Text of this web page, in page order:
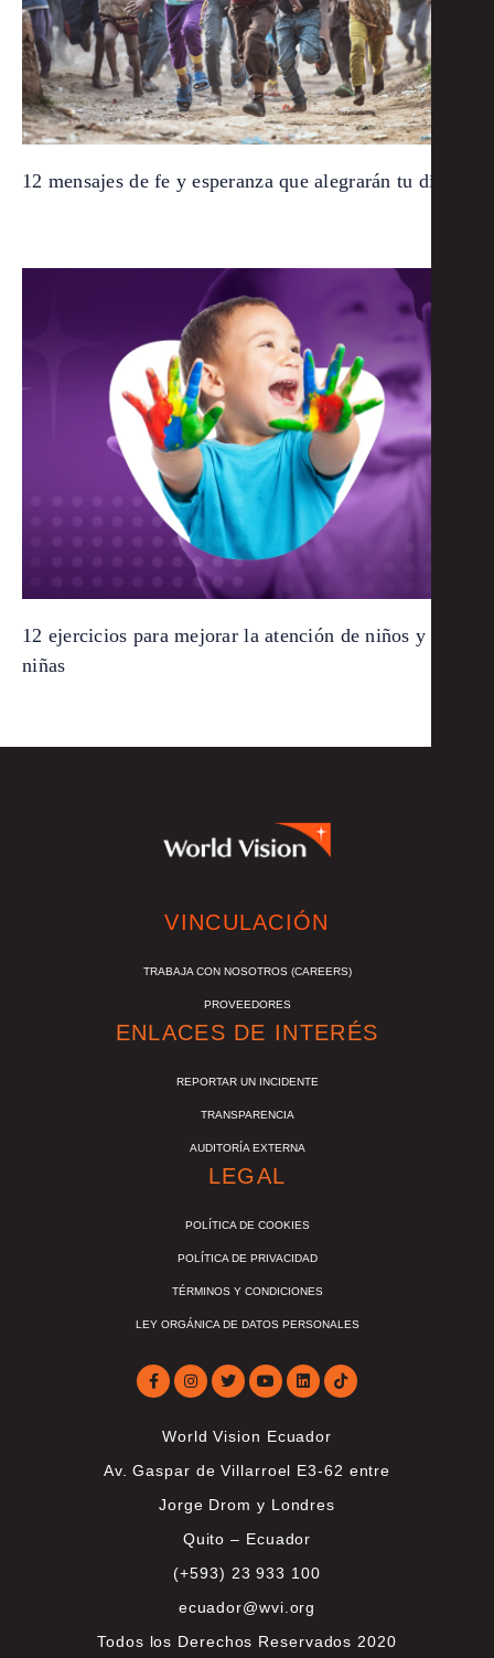
12 mensajes de fe y esperanza que alegrarán tu día
12 ejercicios para mejorar la atención de niños y
niñas
VINCULACIÓN
TRABAJA CON NOSOTROS (CAREERS)
PROVEEDORES
ENLACES DE INTERÉS
REPORTAR UN INCIDENTE
TRANSPARENCIA
AUDITORÍA EXTERNA
LEGAL
POLÍTICA DE COOKIES
POLÍTICA DE PRIVACIDAD
TÉRMINOS Y CONDICIONES
LEY ORGÁNICA DE DATOS PERSONALES
World Vision Ecuador
Av. Gaspar de Villarroel E3-62 entre
Jorge Drom y Londres
Quito – Ecuador
(+593) 23 933 100
ecuador@wvi.org
Todos los Derechos Reservados 2020